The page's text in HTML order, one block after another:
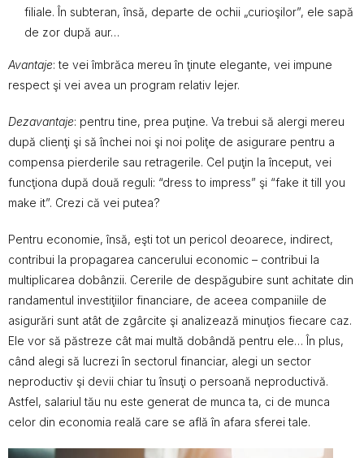
filiale. În subteran, însă, departe de ochii „curioşilor”, ele sapă
de zor după aur…
Avantaje: te vei îmbrăca mereu în ţinute elegante, vei impune
respect şi vei avea un program relativ lejer.
Dezavantaje: pentru tine, prea puţine. Va trebui să alergi mereu
după clienţi şi să închei noi şi noi poliţe de asigurare pentru a
compensa pierderile sau retragerile. Cel puţin la început, vei
funcţiona după două reguli: “dress to impress” şi “fake it till you
make it”. Crezi că vei putea?
Pentru economie, însă, eşti tot un pericol deoarece, indirect,
contribui la propagarea cancerului economic – contribui la
multiplicarea dobânzii. Cererile de despăgubire sunt achitate din
randamentul investiţiilor financiare, de aceea companiile de
asigurări sunt atât de zgârcite şi analizează minuţios fiecare caz.
Ele vor să păstreze cât mai multă dobândă pentru ele… În plus,
când alegi să lucrezi în sectorul financiar, alegi un sector
neproductiv şi devii chiar tu însuţi o persoană neproductivă.
Astfel, salariul tău nu este generat de munca ta, ci de munca
celor din economia reală care se află în afara sferei tale.